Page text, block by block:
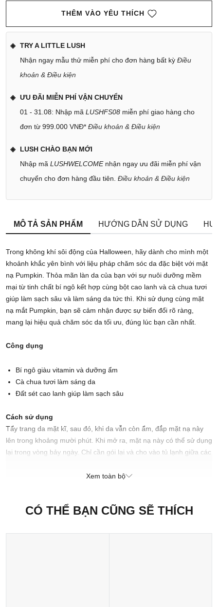
THÊM VÀO YÊU THÍCH
TRY A LITTLE LUSH
Nhận ngay mẫu thử miễn phí cho đơn hàng bất kỳ Điều
khoản & Điều kiện
ƯU ĐÃI MIỄN PHÍ VẬN CHUYỂN
01 - 31.08: Nhập mã LUSHFS08 miễn phí giao hàng cho
đơn từ 999.000 VNĐ* Điều khoản & Điều kiện
LUSH CHÀO BẠN MỚI
Nhập mã LUSHWELCOMEnhận ngay ưu đãi miễn phí vận
chuyển cho đơn hàng đầu tiên. Điều khoản & Điều kiện
MÔ TẢ SẢN PHẨM HƯỚNG DẪN SỬ DỤNG
Trong không khí sôi động của Halloween, hãy dành cho mình một
khoảnh khắc yên bình với liệu pháp chăm sóc da đặc biệt với mặt
nạ Pumpkin. Thỏa mãn làn da của bạn với sự nuôi dưỡng mềm
mại từ tinh chất bí ngô kết hợp cùng bột cao lanh và cà chua tươi
giúp làm sạch sâu và làm sáng da tức thì. Khi sử dụng cùng mặt
nạ mắt Pumpkin, bạn sẽ cảm nhận được sự biến đổi rõ ràng,
mang lại hiệu quả chăm sóc da tối ưu, đúng lúc bạn cần nhất.
Công dụng
Bí ngô giàu vitamin và dưỡng ẩm
Cà chua tươi làm sáng da
Đất sét cao lanh giúp làm sạch sâu
Cách sử dụng
Tẩy trang da mặt kĩ, sau đó, khi da vẫn còn ẩm, đắp mặt nạ này
lên trong khoảng mười phút. Khi mở ra, mặt nạ này có thể sử dụng
lại trong vòng bảy ngày. Chỉ cần gói lại và cho vào tủ lạnh giữa các
tươi mát trong vòng 3 tuần.
Xuất xứ thương hiệu: Anh
Xem toàn bộ
CÓ THỂ BẠN CŨNG SẼ THÍCH